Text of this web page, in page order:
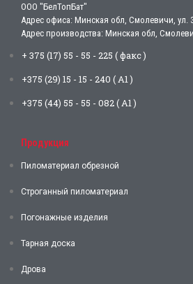
ООО "БелТопБат"
Адрес офиса: Минская обл, Смолевичи, ул.
Адрес производства: Минская обл,
+ 375 (17) 55 - 55 - 225 ( факс )
+375 (29) 15 - 15 - 240 ( А1 )
+375 (44) 55 - 55 - 082 ( А1 )
Продукция
Пиломатериал обрезной
Строганный пиломатериал
Погонажные изделия
Тарная доска
Дрова